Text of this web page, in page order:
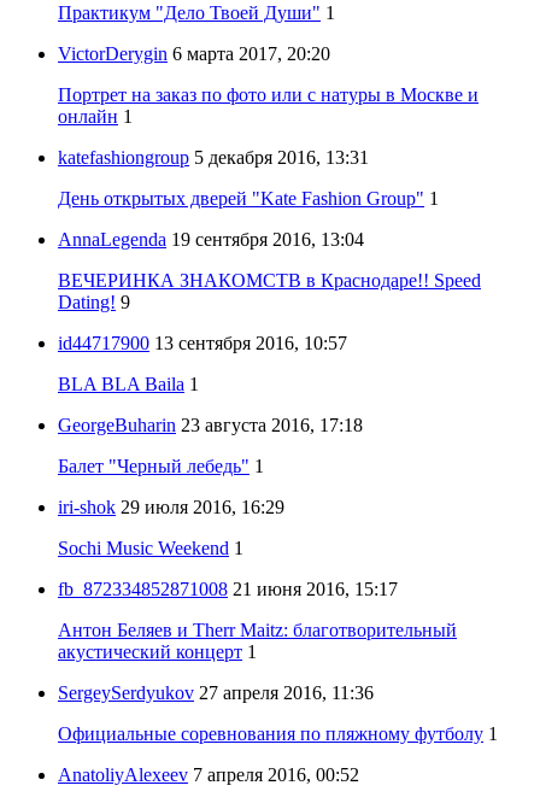
Практикум "Дело Твоей Души" 1
VictorDerygin 6 марта 2017, 20:20
Портрет на заказ по фото или с натуры в Москве и
онлайн 1
katefashiongroup 5 декабря 2016, 13:31
День открытых дверей "Kate Fashion Group" 1
AnnaLegenda 19 сентября 2016, 13:04
ВЕЧЕРИНКА ЗНАКОМСТВ в Краснодаре!! Speed
Dating! 9
id44717900 13 сентября 2016, 10:57
BLA BLA Baila 1
GeorgeBuharin 23 августа 2016, 17:18
Балет "Черный лебедь" 1
iri-shok 29 июля 2016, 16:29
Sochi Music Weekend 1
fb_872334852871008 21 июня 2016, 15:17
Антон Беляев и Therr Maitz: благотворительный
акустический концерт 1
SergeySerdyukov 27 апреля 2016, 11:36
Официальные соревнования по пляжному футболу 1
AnatoliyAlexeev 7 апреля 2016, 00:52